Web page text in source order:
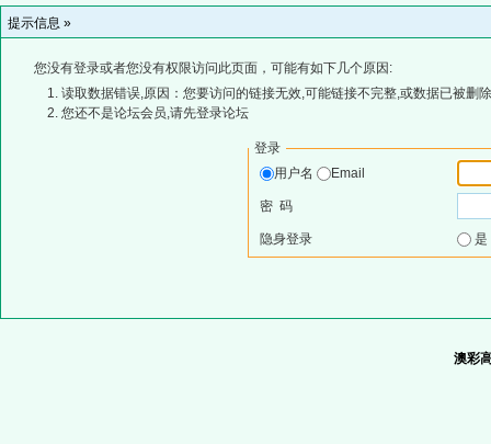
提示信息 »
您没有登录或者您没有权限访问此页面，可能有如下几个原因:
读取数据错误,原因：您要访问的链接无效,可能链接不完整,或数据已被删
您还不是论坛会员,请先登录论坛
登录
用户名
Email
密 码
隐身登录
澳彩